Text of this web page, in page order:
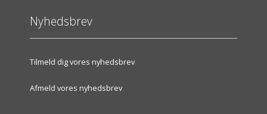
Nyhedsbrev
Tilmeld dig vores nyhedsbrev
Afmeld vores nyhedsbrev